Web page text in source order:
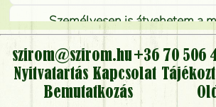
Személyesen is átvehetem a
virágcsokrot, vagy csak
kérhető?
Vidékre is lehet
szirom@szirom.hu +36 70 506
Nyitvatartás Kapcsolat
Bemutatkozás